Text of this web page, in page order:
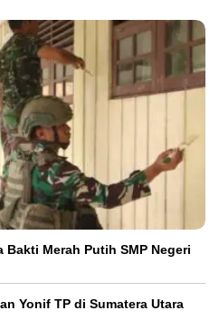
Bakti Merah Putih SMP Negeri
Yonif TP di Sumatera Utara